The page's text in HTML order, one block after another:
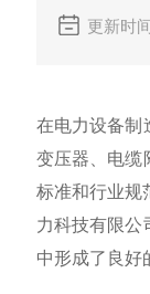
更新时
在电力设备制
变压器、电缆
标准和行业规
力科技有限公
中形成了良好